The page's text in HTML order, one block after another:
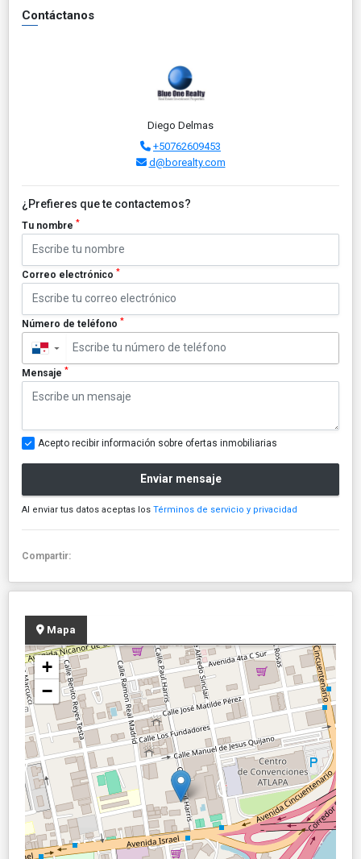
Contáctanos
Diego Delmas
+50762609453
d@borealty.com
¿Prefieres que te contactemos?
Tu nombre *
Correo electrónico *
Número de teléfono *
▼
Mensaje *
Acepto recibir información sobre ofertas inmobiliarias
Enviar mensaje
Al enviar tus datos aceptas los Términos de servicio y privacidad
Compartir:
Mapa
+
−